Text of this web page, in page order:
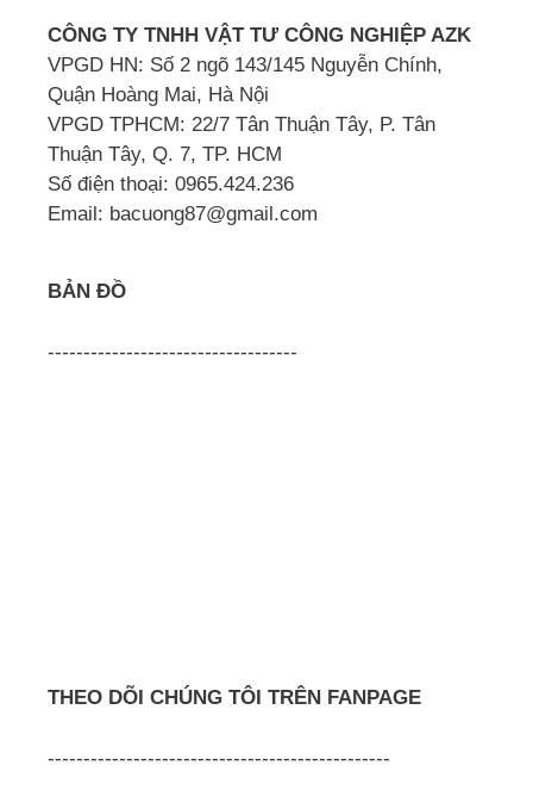
CÔNG TY TNHH VẬT TƯ CÔNG NGHIỆP AZK
VPGD HN: Số 2 ngõ 143/145 Nguyễn Chính,
Quận Hoàng Mai, Hà Nội
VPGD TPHCM: 22/7 Tân Thuận Tây, P. Tân
Thuận Tây, Q. 7, TP. HCM
Số điện thoại: 0965.424.236
Email: bacuong87@gmail.com
BẢN ĐỒ
-----------------------------------
THEO DÕI CHÚNG TÔI TRÊN FANPAGE
------------------------------------------------